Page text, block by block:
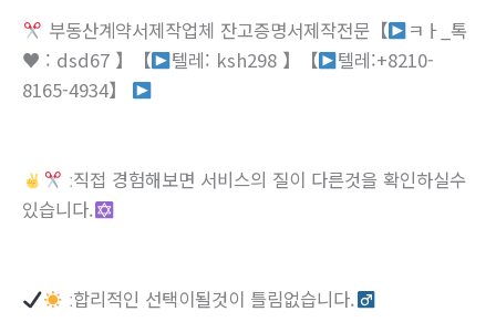
부동산계약서제작업체 잔고증명서제작전문【
ㅋㅏ_톡
♥ : dsd67 】【 텔레: ksh298 】【
텔레:+8210-
8165-4934】
ː직접 경험해보면 서비스의 질이 다른것을 확인하실수
있습니다.
ː합리적인 선택이될것이 틀림없습니다.